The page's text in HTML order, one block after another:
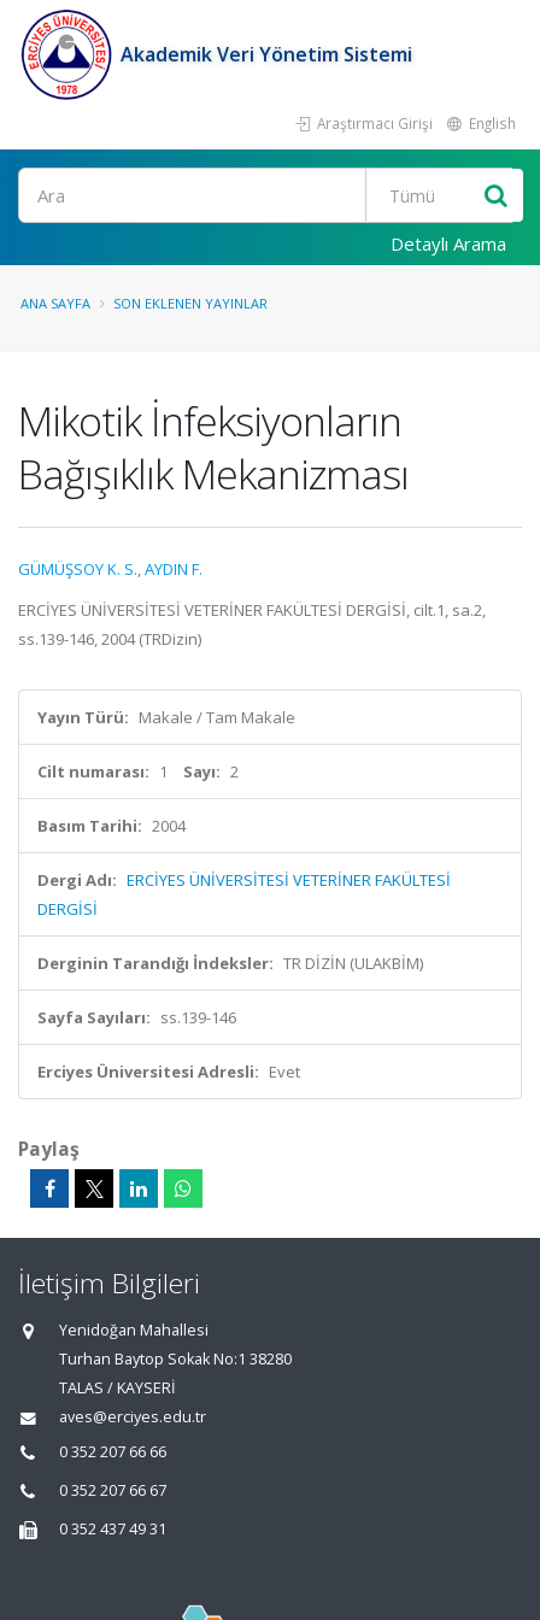
Akademik Veri Yönetim Sistemi
Araştırmacı Girişi English
Ara
Detaylı Arama
ANA SAYFA SON EKLENEN YAYINLAR
Mikotik İnfeksiyonların
Bağışıklık Mekanizması
GÜMÜŞSOY K. S.,AYDIN F.
ERCİYES ÜNİVERSİTESİ VETERİNER FAKÜLTESİ DERGİSİ, cilt.1, sa.2,
ss.139-146, 2004 (TRDizin)
Yayın Türü: Makale / Tam Makale
Cilt numarası: 1 Sayı: 2
Basım Tarihi: 2004
Dergi Adı: ERCİYES ÜNİVERSİTESİ VETERİNER FAKÜLTESİ
DERGİSİ
Derginin Tarandığı İndeksler: TR DİZİN (ULAKBİM)
Sayfa Sayıları: ss.139-146
Erciyes Üniversitesi Adresli: Evet
Paylaş
İletişim Bilgileri
Yenidoğan Mahallesi
Turhan Baytop Sokak No:1 38280
TALAS / KAYSERİ
aves@erciyes.edu.tr
0 352 207 66 66
0 352 207 66 67
0 352 437 49 31